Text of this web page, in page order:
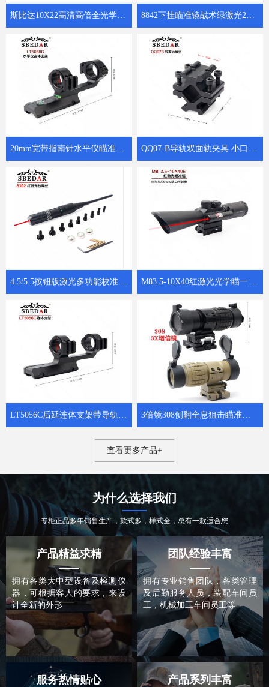
斯比达10X22高清高倍全光学K4镜片微光夜视瓷白小保罗 8842下挂瞄准镜战术绿激光20mm卡槽绿激光瞄准器
20mm宽带指南针水平仪瞄准镜连体支架LTS5058C QQ07-B导轨双面轨夹具 小口径管夹管子转换器
4.5/5.5按钮版激光多功能校准仪子弹归零器 8302红激光狙击校瞄器 M83.5-10X40红激光光学瞄一体狙击镜
LT5056C后延连体支架带导轨瞄准镜夹具 3倍镜308侧翻全息狙击瞄准增倍镜
查看更多产品+
为什么选择我们
专柜正品多年销售生产，款式多，样式全，总有一款适合您
产品精益求精
拥有各类大中型设备及检测仪
器，可根据客人的要求，来设
计全新的外形
团队经验丰富
拥有专业销售团队，各类管理
及后勤服务人员，装配车间员
工，机械加工车间员工等
服务热情贴心 产品系列丰富